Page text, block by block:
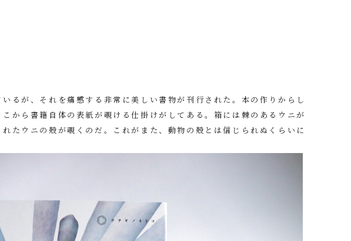
るが、それを痛感する非常に美しい書物が刊行された。本の作りからし
から書籍自体の表紙が覗ける仕掛けがしてある。箱には棘のあるウニが
たウニの殻が覗くのだ。これがまた、動物の殻とは信じられぬくらいに